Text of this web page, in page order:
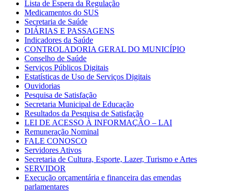
Lista de Espera da Regulação
Medicamentos do SUS
Secretaria de Saúde
DIÁRIAS E PASSAGENS
Indicadores da Saúde
CONTROLADORIA GERAL DO MUNICÍPIO
Conselho de Saúde
Serviços Públicos Digitais
Estatísticas de Uso de Serviços Digitais
Ouvidorias
Pesquisa de Satisfação
Secretaria Municipal de Educação
Resultados da Pesquisa de Satisfação
LEI DE ACESSO À INFORMAÇÃO – LAI
Remuneração Nominal
FALE CONOSCO
Servidores Ativos
Secretaria de Cultura, Esporte, Lazer, Turismo e Artes
SERVIDOR
Execução orçamentária e financeira das emendas
parlamentares